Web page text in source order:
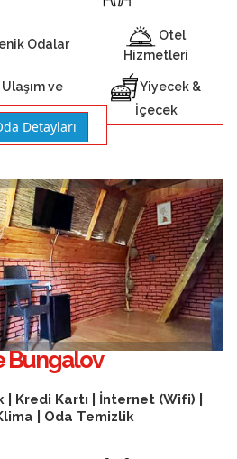
Odalar
Otel
Hizmetleri
Ulaşım ve
Yiyecek &
İçecek
Detayları
Bungalov
| Kredi Kartı | İnternet (Wifi) |
| Oda Temizlik